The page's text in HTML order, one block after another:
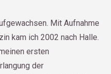
Mit Aufnahme
kam ich 2002 nach Halle.
ersten
der